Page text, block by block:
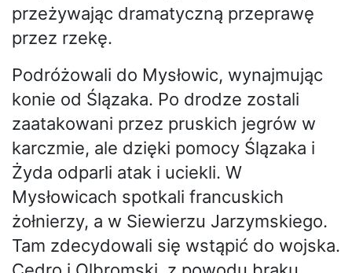
przeżywając dramatyczną przeprawę
przez rzekę.
Podróżowali do Mysłowic, wynajmując
konie od Ślązaka. Po drodze zostali
zaatakowani przez pruskich jegrów w
karczmie, ale dzięki pomocy Ślązaka i
Żyda odparli atak i uciekli. W
Mysłowicach spotkali francuskich
żołnierzy, a w Siewierzu Jarzymskiego.
Tam zdecydowali się wstąpić do wojska.